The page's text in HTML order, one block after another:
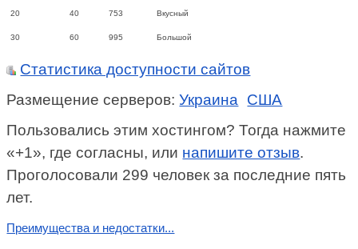
20 40 753 Вкусный
30 60 995 Большой
Статистика доступности сайтов
Размещение серверов:Украина
США
Пользовались этим хостингом? Тогда нажмите
«+1», где согласны, или напишите отзыв.
Проголосовали 299 человек за последние пять
лет.
Преимущества и недостатки...